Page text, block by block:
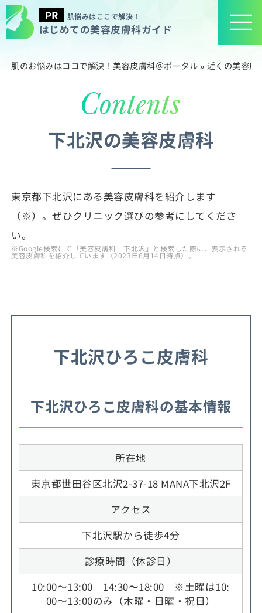
肌悩みはここで解決！
はじめての美容皮膚科ガイド
肌のお悩みはココで解決！美容皮膚科＠ポータル»近くの美容皮
下北沢の美容皮膚科
東京都下北沢にある美容皮膚科を紹介します
（※）。ぜひクリニック選びの参考にしてくださ
い。
※Google検索にて「美容皮膚科 下北沢」と検索した際に、表示される
美容皮膚科を紹介しています（2023年6月14日時点）。
下北沢ひろこ皮膚科
下北沢ひろこ皮膚科の基本情報
所在地
東京都世田谷区北沢2-37-18 MANA下北沢2F
アクセス
下北沢駅から徒歩4分
診療時間（休診日）
10:00～13:00 14:30〜18:00 ※土曜は10:
00～13:00のみ（木曜・日曜・祝日）